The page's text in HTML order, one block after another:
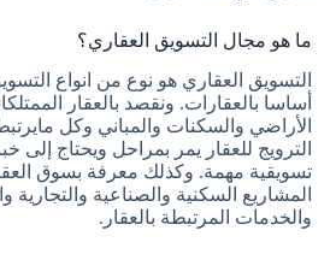
ما هو مجال التسويق العقاري؟
التسويق العقاري هو نوع من انواع
أساسا بالعقارات. ونقصد بالعقار
الأراضي والسكنات والمباني وكل
الترويج للعقار يمر بمراحل ويحتاج إلى
تسويقية مهمة. وكذلك معرفة بسوق
المشاريع السكنية والصناعية والتجارية
والخدمات المرتبطة بالعقار.